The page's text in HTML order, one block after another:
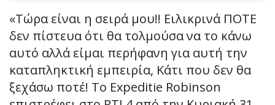
«Τώρα είναι η σειρά μου!! Ειλικρινά ΠΟΤΕ
δεν πίστευα ότι θα τολμούσα να το κάνω
αυτό αλλά είμαι περήφανη για αυτή την
καταπληκτική εμπειρία, Κάτι που δεν θα
ξεχάσω ποτέ! Το Expeditie Robinson